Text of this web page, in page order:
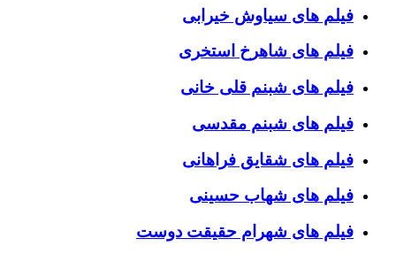
فیلم های سیاوش خیرابی
فیلم های شاهرخ استخری
فیلم های شبنم قلی خانی
فیلم های شبنم مقدسی
فیلم های شقایق فراهانی
فیلم های شهاب حسینی
فیلم های شهرام حقیقت دوست